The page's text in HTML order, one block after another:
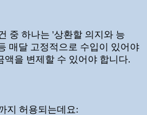
중 하나는 '상환할 의지와 능
매달 고정적으로 수입이 있어야
액을 변제할 수 있어야 합니다.
지 허용되는데요: